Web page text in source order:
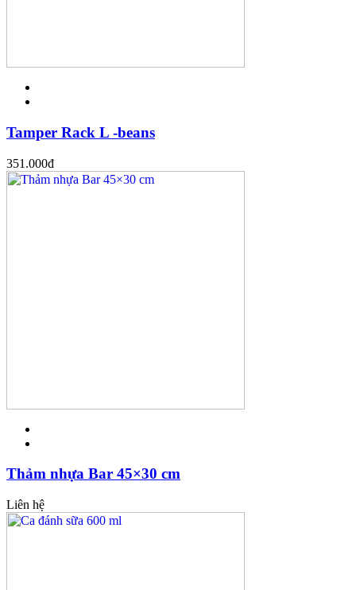
Tamper Rack L -beans
351.000đ
Thảm nhựa Bar 45×30 cm
Liên hệ